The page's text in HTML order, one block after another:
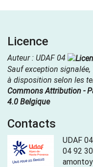
Licence
Auteur : UDAF 04
Sauf exception
à disposition selon les
Commons Attribution -
4.0 Belgique
Contacts
UDAF 04
04 92